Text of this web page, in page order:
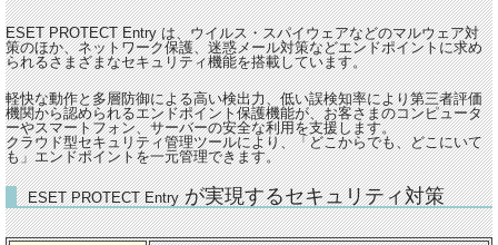
ESET PROTECT Entry は、ウイルス・スパイウェアなどのマルウェア対
策のほか、ネットワーク保護、迷惑メール対策などエンドポイントに求め
られるさまざまなセキュリティ機能を搭載しています。
軽快な動作と多層防御による高い検出力、低い誤検知率により第三者評価
機関から認められるエンドポイント保護機能が、お客さまのコンピュータ
ーやスマートフォン、サーバーの安全な利用を支援します。
クラウド型セキュリティ管理ツールにより、「どこからでも、どこにいて
も」エンドポイントを一元管理できます。
ESET PROTECT Entryが実現するセキュリティ対策